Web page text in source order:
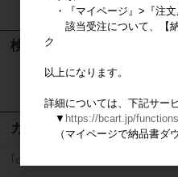
カート
検索
カテゴリ
｢casaの家」営業ツール
・『マイページ』>『注文
該当受注について、【納
ク
以上になります。
詳細については、下記サー
▼ https://bcart.jp/
（マイページで納品書ダ